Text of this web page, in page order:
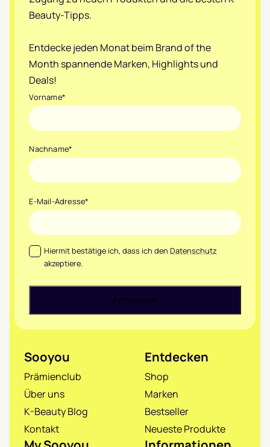
Beauty-Tipps.
Entdecke jeden Monat beim Brand of the
Month spannende Marken, Highlights und
Deals!
Vorname*
Nachname*
E-Mail-Adresse*
Datenschutz*
Hiermit bestätige ich, dass ich den Datenschutz
akzeptiere.
Sooyou
Prämienclub
Über uns
K-Beauty Blog
Kontakt
Entdecken
Shop
Marken
Bestseller
Neueste Produkte